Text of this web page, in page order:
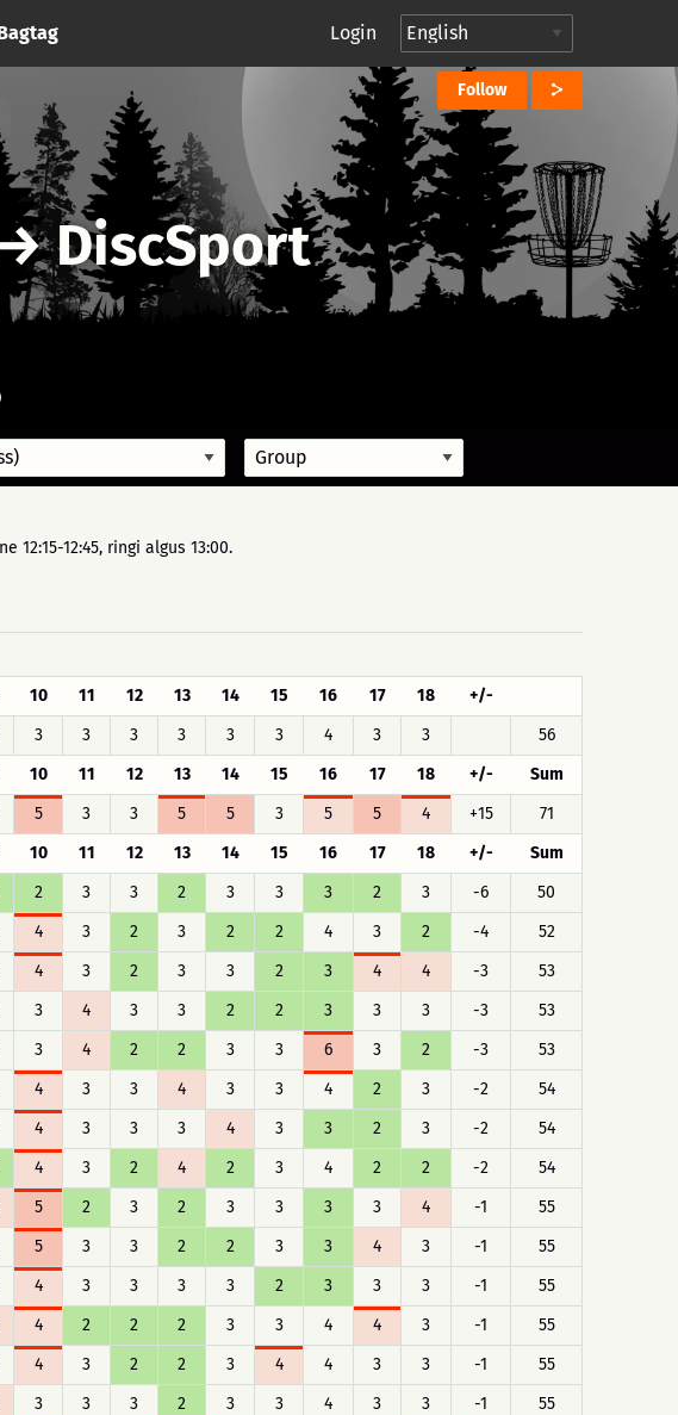
Login
Follow
DiscSport
12:15-12:45, ringi algus 13:00.
10 11 12 13 14 15 16 17 18
+/-
3 3 3 3 3 3 4 3 3
56
10 11 12 13 14 15 16 17 18 +/-
Sum
5 3 3 5 5 3 5 5 4 +15
71
10 11 12 13 14 15 16 17 18 +/-
Sum
2 3 3 2 3 3 3 2 3 -6
50
4 3 2 3 2 2 4 3 2 -4
52
4 3 2 3 3 2 3 4 4 -3
53
3 4 3 3 2 2 3 3 3 -3
53
3 4 2 2 3 3 6 3 2 -3
53
4 3 3 4 3 3 4 2 3 -2
54
4 3 3 3 4 3 3 2 3 -2
54
4 3 2 4 2 3 4 2 2 -2
54
5 2 3 2 3 3 3 3 4 -1
55
5 3 3 2 2 3 3 4 3 -1
55
4 3 3 3 3 2 3 3 3 -1
55
4 2 2 2 3 3 4 4 3 -1
55
4 3 2 2 3 4 4 3 3 -1
55
3 3 3 2 3 3 4 3 3 -1
55